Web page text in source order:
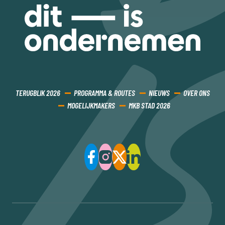
TERUGBLIK 2026 PROGRAMMA & ROUTES NIEUWS
OVER ONS
MOGELIJKMAKERS
MKB STAD 2026